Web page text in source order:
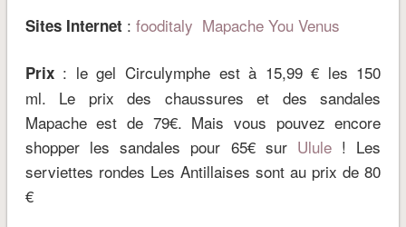
Sites Internet : fooditaly Mapache You Venus
Prix: le gel Circulymphe est à 15,99 € les 150
ml. Le prix des chaussures et des sandales
Mapache est de 79€. Mais vous pouvez encore
shopper les sandales pour 65€ sur Ulule! Les
serviettes rondes Les Antillaises sont au prix de 80
€